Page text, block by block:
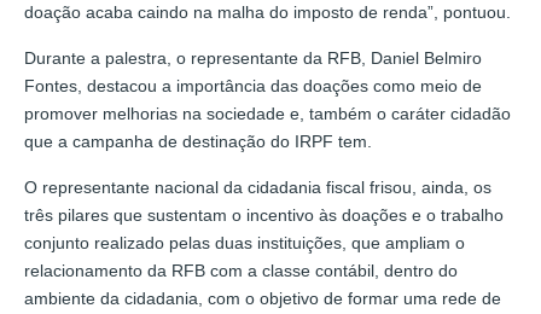
doação acaba caindo na malha do imposto de renda”, pontuou.
Durante a palestra, o representante da RFB, Daniel Belmiro
Fontes, destacou a importância das doações como meio de
promover melhorias na sociedade e, também o caráter cidadão
que a campanha de destinação do IRPF tem.
O representante nacional da cidadania fiscal frisou, ainda, os
três pilares que sustentam o incentivo às doações e o trabalho
conjunto realizado pelas duas instituições, que ampliam o
relacionamento da RFB com a classe contábil, dentro do
ambiente da cidadania, com o objetivo de formar uma rede de